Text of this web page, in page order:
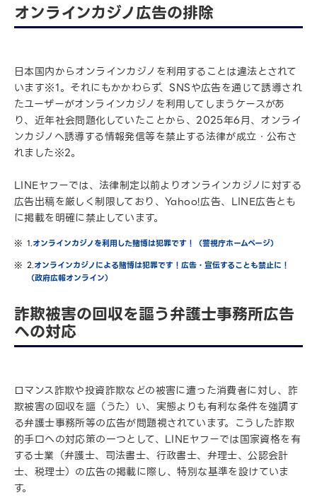
オンラインカジノ広告の排除
日本国内からオンラインカジノを利用することは違法とされて
います※1。それにもかかわらず、SNSや広告を通じて誘導され
たユーザーがオンラインカジノを利用してしまうケースがあ
り、近年社会問題化していたことから、2025年6月、オンライ
ンカジノへ誘導する情報発信等を禁止する法律が成立・公布さ
れました※2。
LINEヤフーでは、法律制定以前よりオンラインカジノに対する
広告出稿を厳しく制限しており、Yahoo!広告、LINE広告とも
に掲載を明確に禁止しています。
1.オンラインカジノを利用した賭博は犯罪です！（警視庁ホームページ）
2.オンラインカジノによる賭博は犯罪です！広告・宣伝することも禁止に！
（政府広報オンライン）
詐欺被害の回収を謳う弁護士事務所広告
への対応
ロマンス詐欺や投資詐欺などの被害に遭った消費者に対し、詐
欺被害の回収を謳（うた）い、実態よりも有利な条件を強調す
る弁護士事務所等の広告が問題視されています。こうした詐欺
的手口への対応策の一つとして、LINEヤフーでは国家資格を有
する士業（弁護士、司法書士、行政書士、弁理士、公認会計
士、税理士）の広告の掲載に際し、特別な基準を設けていま
す。